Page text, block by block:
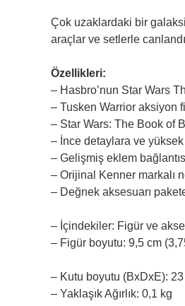
Çok uzaklardaki bir
araçlar ve setlerle
Özellikleri:
– Hasbro’nun Star Wars
– Tusken Warrior aksiyon
– Star Wars: The Book of
– İnce detaylara ve
– Gelişmiş eklem
– Orijinal Kenner markalı
– Değnek aksesuarı
– İçindekiler: Figür ve
– Figür boyutu: 9,5 cm
– Kutu boyutu (BxDxE):
– Yaklaşık Ağırlık: 0,1 kg